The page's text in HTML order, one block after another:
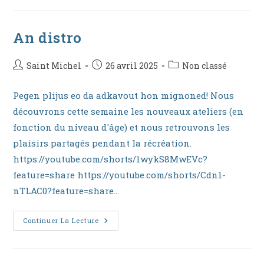
An distro
Auteur/autrice
la
publication :
Saint Michel
Publication
26 avril 2025
PostNon classé
Pegen plijus eo da adkavout hon mignoned! Nous
découvrons cette semaine les nouveaux ateliers (en
fonction du niveau d'âge) et nous retrouvons les
plaisirs partagés pendant la récréation.
https://youtube.com/shorts/1wykS8MwEVc?
feature=share https://youtube.com/shorts/Cdn1-
nTLAC0?feature=share…
Continuer La Lecture An
Distro